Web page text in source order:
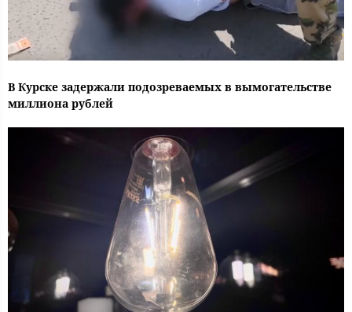
В Курске задержали подозреваемых в вымогательстве
миллиона рублей